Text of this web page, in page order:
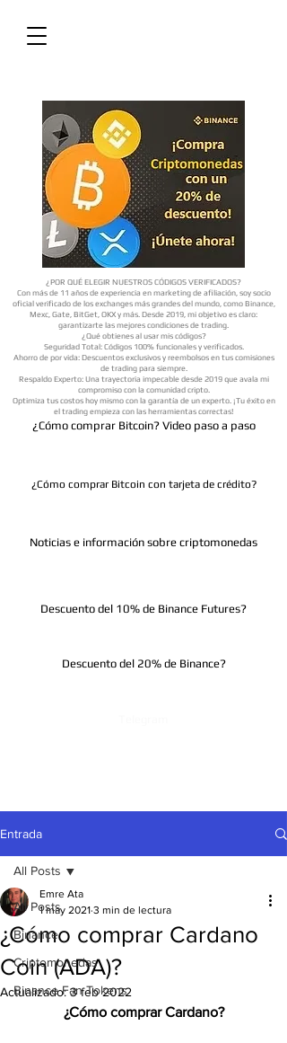
¿Cómo comprar Bitcoin? Video paso a paso
¿Cómo comprar Bitcoin con tarjeta de crédito?
Noticias e información sobre criptomonedas
Descuento del 20% de Binance?
Descuento del 10% de Binance Futures?
¿POR QUÉ ELEGIR NUESTROS CÓDIGOS VERIFICADOS?
Con más de 11 años de experiencia en marketing de afiliación, soy socio
oficial verificado de los exchanges más grandes del mundo, como Binance,
Mexc, Gate, BitGet, OKX y más. Desde 2019, mi objetivo es claro:
garantizarte las mejores condiciones de trading.
¿Qué obtienes al usar mis códigos?
Seguridad Total: Códigos 100% funcionales y verificados.
Ahorro de por vida: Descuentos exclusivos y reembolsos en tus comisiones
de trading para siempre.
Respaldo Experto: Una trayectoria impecable desde 2019 que avala mi
compromiso con la comunidad cripto.
Optimiza tus costos hoy mismo con la garantía de un experto. ¡Tu éxito en
el trading empieza con las herramientas correctas!
Entrada
All Posts
Binance
Criptomonedas
Binance Fan Tokens
All Posts
¿Cómo comprar Cardano
Coin (ADA)?
Emre Ata
1 may 2021 3 min de lectura
Actualizado:3 feb 2022
¿Cómo comprar Cardano?